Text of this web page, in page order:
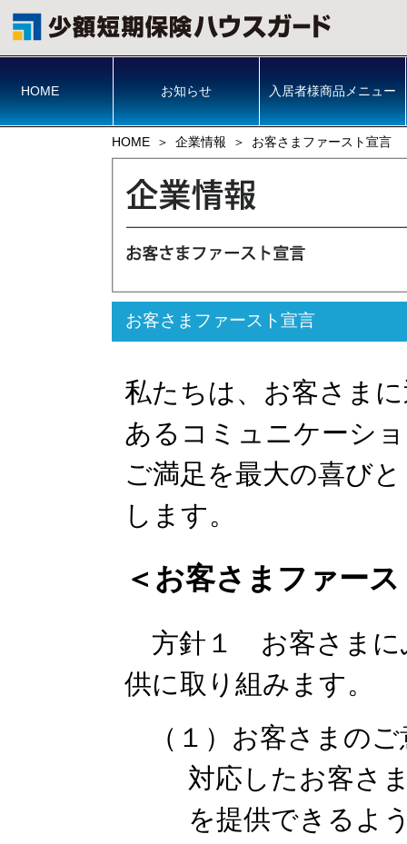
HOME お知らせ 入居者様商品メニュー
HOME 企業情報 お客さまファースト宣言
お客さまファースト宣言
私たちは、お客さま
あるコミュニケーシ
ご満足を最大の喜び
します。
＜お客さまファー
方針１ お客さまに
供に取り組みます。
（１）お客さまの
対応したお客さ
を提供できるよ